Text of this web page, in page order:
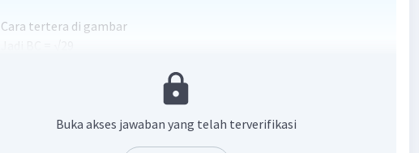
Cara tertera di gambar
Buka akses jawaban yang telah terverifikasi